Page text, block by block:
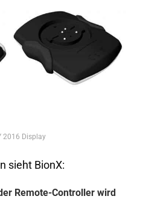
2016 Display
sieht BionX:
Remote-Controller wird